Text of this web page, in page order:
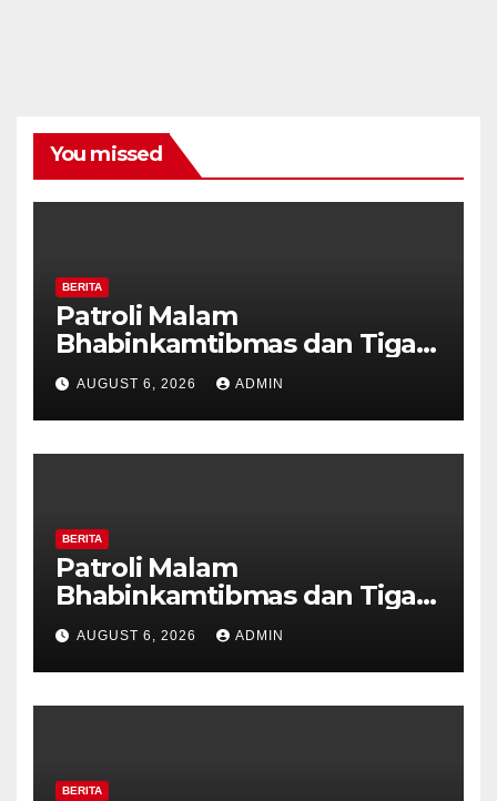
You missed
BERITA
Patroli Malam
Bhabinkamtibmas dan Tiga
Pilar Kelurahan Ungaran
Perkuat Kamtibmas, Warga
Diajak Aktifkan Ronda
AUGUST 6, 2026 ADMIN
BERITA
Patroli Malam
Bhabinkamtibmas dan Tiga
Pilar Kelurahan Ungaran
Perkuat Kamtibmas, Warga
Diajak Aktifkan Ronda
AUGUST 6, 2026 ADMIN
BERITA